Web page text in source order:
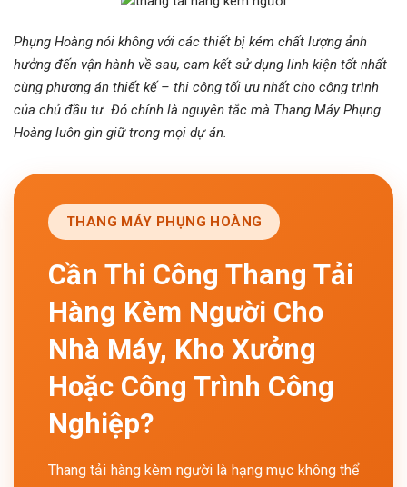
Phụng Hoàng nói không với các thiết bị kém chất lượng ảnh
hưởng đến vận hành về sau, cam kết sử dụng linh kiện tốt nhất
cùng phương án thiết kế – thi công tối ưu nhất cho công trình
của chủ đầu tư. Đó chính là nguyên tắc mà Thang Máy Phụng
Hoàng luôn gìn giữ trong mọi dự án.
THANG MÁY PHỤNG HOÀNG
Cần Thi Công Thang Tải
Hàng Kèm Người Cho
Nhà Máy, Kho Xưởng
Hoặc Công Trình Công
Nghiệp?
Thang tải hàng kèm người là hạng mục không thể